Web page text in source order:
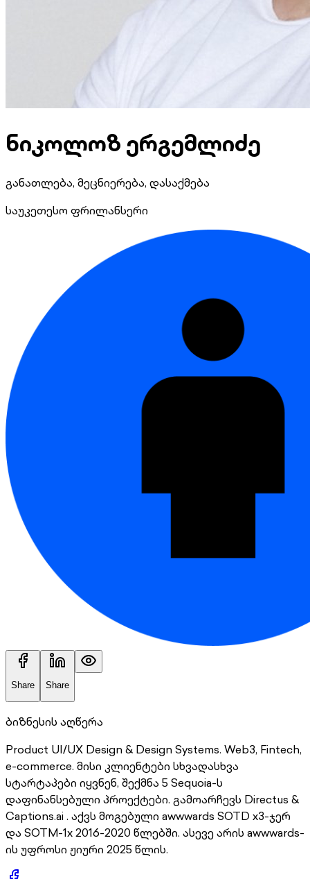
ნიკოლოზ ერგემლიძე
განათლება, მეცნიერება, დასაქმება
საუკეთესო ფრილანსერი
Share Share
ბიზნესის აღწერა
Product UI/UX Design & Design Systems. Web3, Fintech,
e-commerce. მისი კლიენტები სხვადასხვა
სტარტაპები იყვნენ, შექმნა 5 Sequoia-ს
დაფინანსებული პროექტები. გამოარჩევს Directus &
Captions.ai . აქვს მოგებული awwwards SOTD x3-ჯერ
და SOTM-1x 2016-2020 წლებში. ასევე არის awwwards-
ის უფროსი ჟიური 2025 წლის.